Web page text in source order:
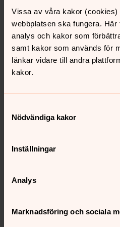
Vissa av våra kakor (cookies)
webbplatsen ska fungera.
analys och kakor som
samt kakor som används för
länkar vidare till andra
kakor.
Nödvändiga kakor
Inställningar
Analys
Marknadsföring och sociala
Sara Karlsson Löfgren
Församlingspedagog -
Malmö
E-post: